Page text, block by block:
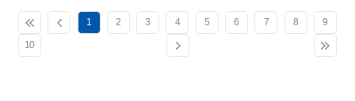
1 2 3 4 5 6 7 8 9
10